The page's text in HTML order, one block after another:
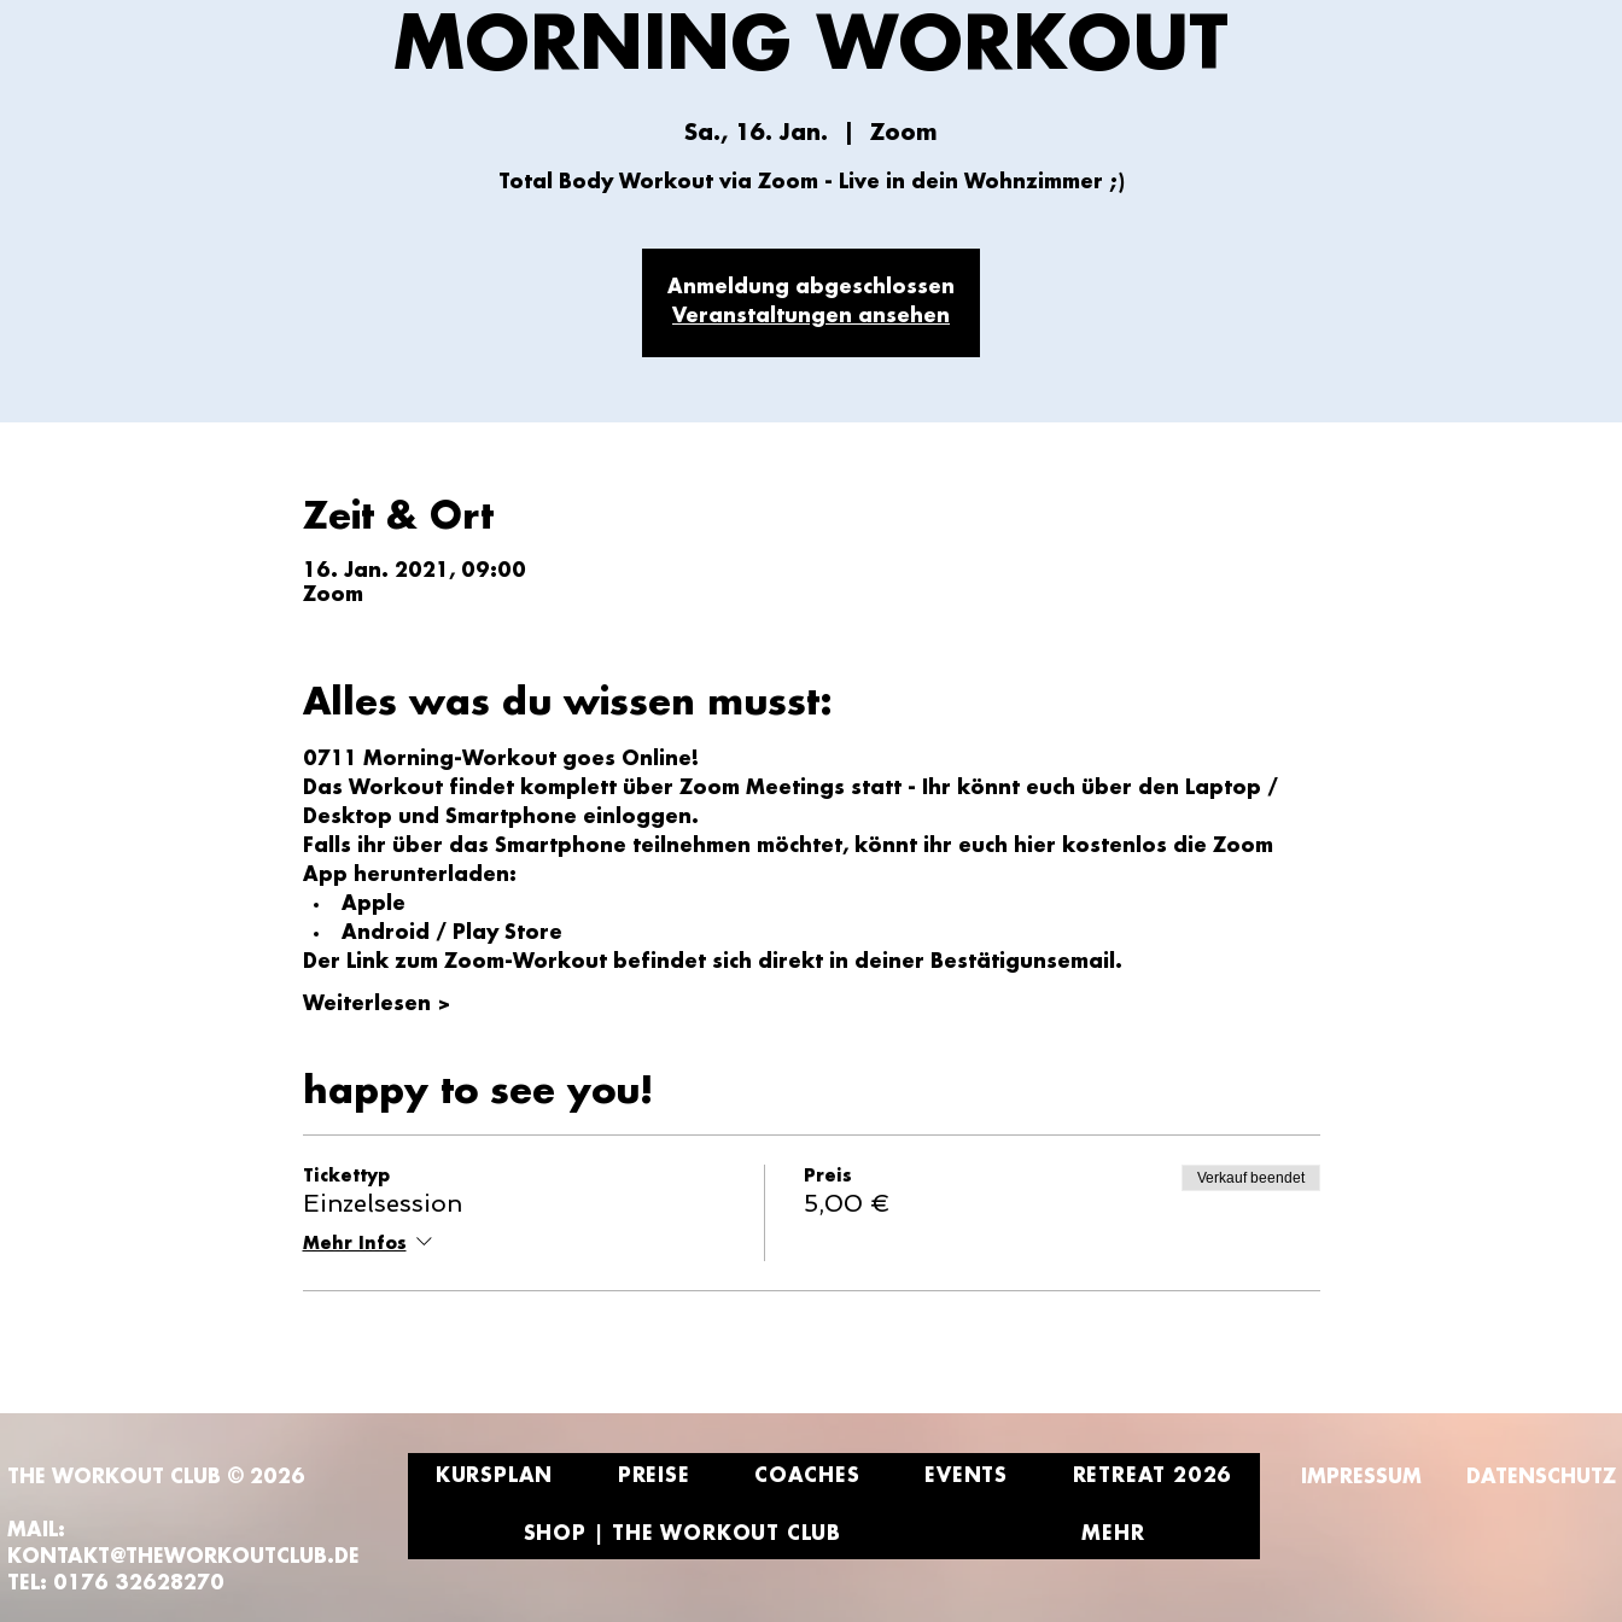
MORNING WORKOUT
Sa., 16. Jan. Zoom
Total Body Workout via Zoom - Live in dein Wohnzimmer ;)
Anmeldung abgeschlossen
Veranstaltungen ansehen
Zeit & Ort
16. Jan. 2021, 09:00
Zoom
Alles was du wissen musst:
0711 Morning-Workout goes Online!
Das Workout findet komplett über Zoom Meetings statt - Ihr könnt euch über den Laptop /
Desktop und Smartphone einloggen.
Falls ihr über das Smartphone teilnehmen möchtet, könnt ihr euch hier kostenlos die Zoom
App herunterladen:
Apple
Android / Play Store
Der Link zum Zoom-Workout befindet sich direkt in deiner Bestätigunsemail .
Weiterlesen >
happy to see you!
Tickettyp
Einzelsession
Mehr Infos
Preis
5,00 €
Verkauf beendet
KURSPLAN PREISE COACHES EVENTS RETREAT 2026
SHOP | THE WORKOUT CLUB MEHR
THE WORKOUT CLUB © 2026
MAIL:
KONTAKT@THEWORKOUTCLUB.DE
TEL: 0176 32628270
IMPRESSUM DATENSCHUTZ